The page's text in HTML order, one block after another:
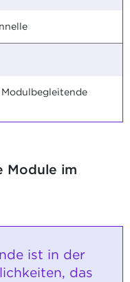
Module im
ist in der
das